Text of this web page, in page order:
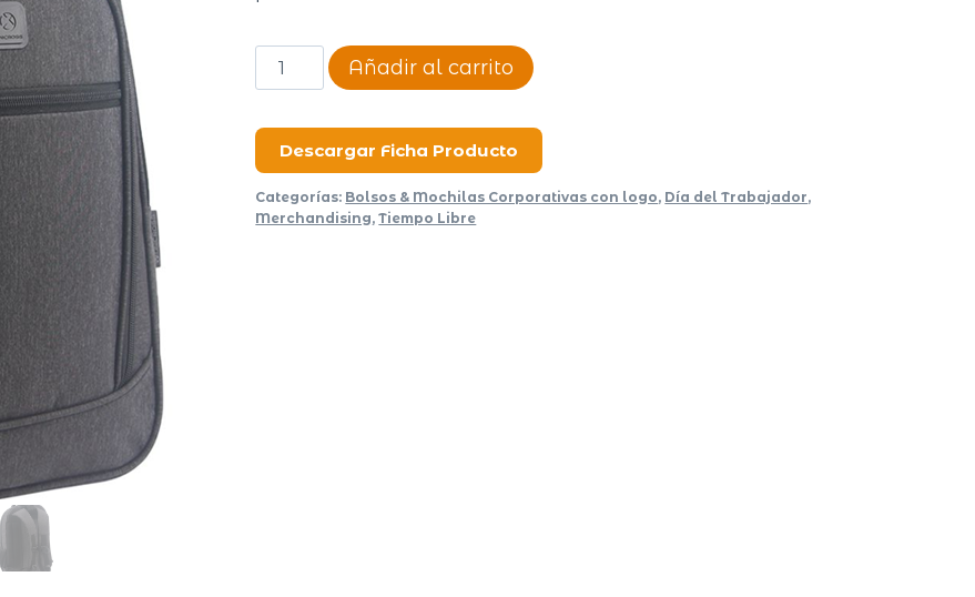
MOCHILA
BUSINESS
3801
cantidad
Añadir al carrito
Descargar Ficha Producto
Categorías: Bolsos & Mochilas Corporativas con logo, Día del Trabajador,
Merchandising,Tiempo Libre